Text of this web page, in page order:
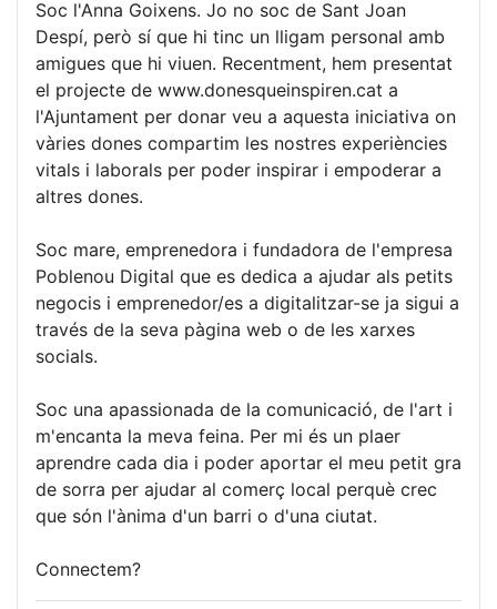
Soc l'Anna Goixens. Jo no soc de Sant Joan
Despí, però sí que hi tinc un lligam personal amb
amigues que hi viuen. Recentment, hem presentat
el projecte de www.donesqueinspiren.cat a
l'Ajuntament per donar veu a aquesta iniciativa on
vàries dones compartim les nostres experiències
vitals i laborals per poder inspirar i empoderar a
altres dones.
Soc mare, emprenedora i fundadora de l'empresa
Poblenou Digital que es dedica a ajudar als petits
negocis i emprenedor/es a digitalitzar-se ja sigui a
través de la seva pàgina web o de les xarxes
socials.
Soc una apassionada de la comunicació, de l'art i
m'encanta la meva feina. Per mi és un plaer
aprendre cada dia i poder aportar el meu petit gra
de sorra per ajudar al comerç local perquè crec
que són l'ànima d'un barri o d'una ciutat.
Connectem?